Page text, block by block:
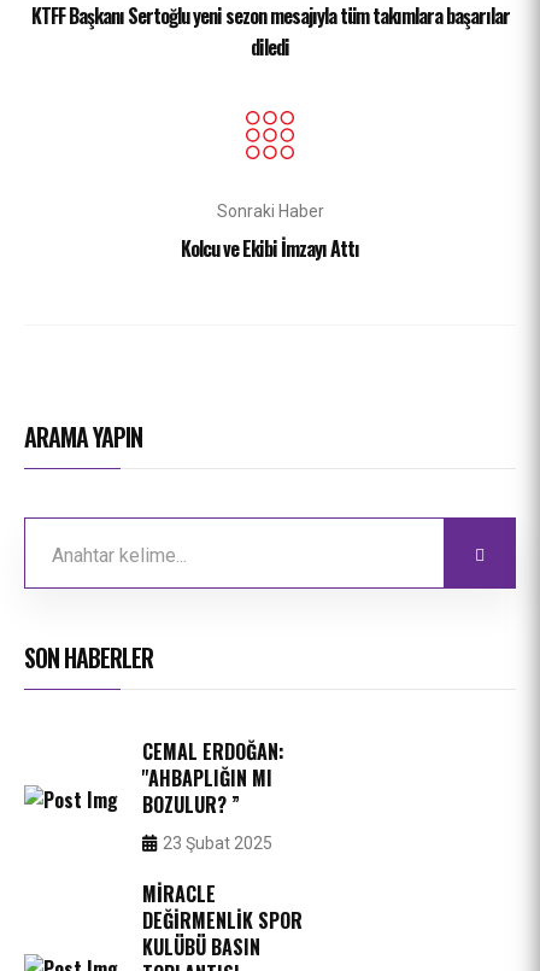
KTFF Başkanı Sertoğlu yeni sezon mesajıyla tüm takımlara başarılar
diledi
Sonraki Haber
Kolcu ve Ekibi İmzayı Attı
ARAMA YAPIN
SON HABERLER
CEMAL ERDOĞAN:
''AHBAPLIĞIN MI
BOZULUR? ”
23 Şubat 2025
MIRACLE
DEĞIRMENLIK SPOR
KULÜBÜ BASIN